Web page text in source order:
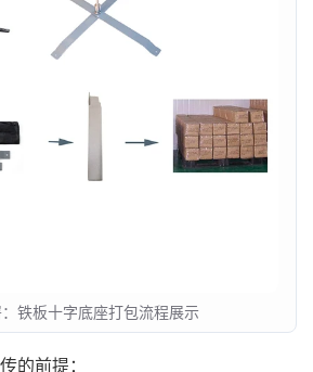
铁板十字底座打包流程展示
的前提：